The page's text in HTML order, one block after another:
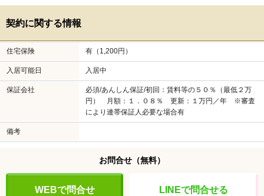
契約に関する情報
住宅保険 有（1,200円）
入居可能日 入居中
保証会社
必須/あんしん保証/初回：賃料等の５０％（最低２万
円） 月額：１．０８％ 更新：１万円／年 ※審査
により連帯保証人必要な場合有
備考
お問合せ （無料）
WEBで問合せ LINEで問合せる